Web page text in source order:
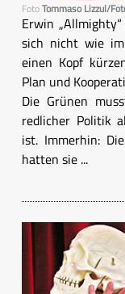
FotoTommaso Lizzul/
Erwin
sich nicht wie
einen Kopf
Plan und
Die Grünen
redlicher Politik
ist. Immerhin:
hatten sie ...